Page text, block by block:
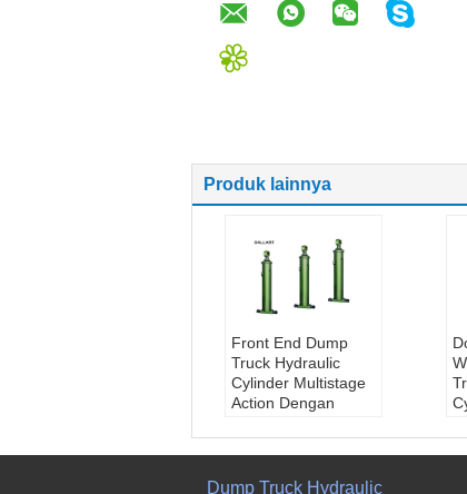
Produk lainnya
Front End Dump
Truck Hydraulic
Cylinder Multistage
Action Dengan
Paket transportasi:
Tekanan: 16MPa
Dump Truck Hydraulic